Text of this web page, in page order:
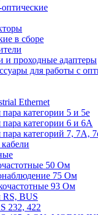
в сборе
и проходные адаптеры
для работы с
Ethernet
категории 5 и 5е
категории 6 и 6A
пара категорий 7, 7А,
50 Ом
75 Ом
93 Ом
RS, BUS
232, 422